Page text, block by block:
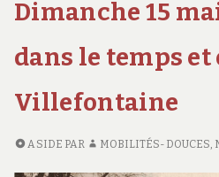
r
p
o
m
u
Dimanche 15
dans le temps et
Villefontaine
ASIDE PAR MOBILITÉS-DOUCES,